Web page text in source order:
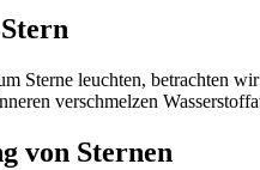
Sterne leuchten, betrachten
verschmelzen
von Sternen